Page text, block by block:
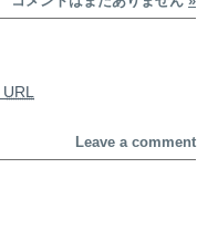
URL
Leave a comment